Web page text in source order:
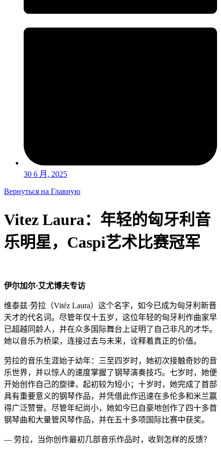
30 6 月, 2025
Вернуться на Главную
Vitez Laura：年轻的匈牙利音
乐明星，Caspi艺术比赛冠军
伊尔加尔·艾尤博夫专访
维泰兹·劳拉（Vitéz Laura）这个名字，如今已成为匈牙利新晋
天才的代名词。尽管年仅十五岁，这位年轻的匈牙利作曲家早
已超越同龄人，并在众多国际舞台上证明了自己非凡的才华。
她以音乐为桥梁，连接过去与未来，诠释着真正的价值。
劳拉的音乐生涯始于幼年：三至四岁时，她初次接触奇妙的音
乐世界，并以惊人的速度掌握了钢琴演奏技巧。七岁时，她便
开始创作自己的旋律，起初较为短小；十岁时，她完成了首部
具有重要意义的钢琴作品，并凭借此作迅速在多伦多和米兰赢
得广泛赞誉。尽管年纪尚小，她如今已自豪地创作了四十多首
钢琴曲和大量管风琴作品，并在五十多项国际比赛中获奖。
— 劳拉，当你创作最初几部音乐作品时，收到怎样的反馈？